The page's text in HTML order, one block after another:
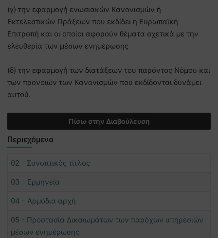
(γ) την εφαρμογή ενωσιακών Κανονισμών ή
Εκτελεστικών Πράξεων που εκδίδει η Ευρωπαϊκή
Επιτροπή και οι οποίοι αφορούν θέματα σχετικά με την
ελευθερία των μέσων ενημέρωσης
(δ) την εφαρμογή των διατάξεων του παρόντος Νόμου και
των προνοιών των Κανονισμών που εκδίδονται δυνάμει
αυτού.
Πίσω στην Διαβούλευση
Περιεχόμενα
02 - Συνοπτικός τίτλος
03 - Ερμηνεία
04 - Αρμόδια αρχή
05 - Προστασία Δικαιωμάτων των παρόχων υπηρεσιών
μέσων ενημέρωσης